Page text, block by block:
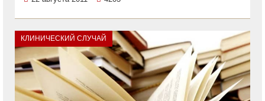
КЛИНИЧЕСКИЙ СЛУЧАЙ